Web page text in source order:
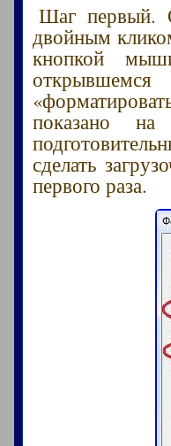
Шаг первый.
двойным
кнопкой
показано на
сделать
первого раза.